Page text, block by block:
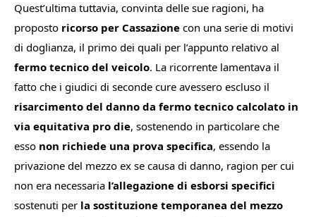
Quest’ultima tuttavia, convinta delle sue ragioni, ha
proposto ricorso per Cassazione con una serie di motivi
di doglianza, il primo dei quali per l’appunto relativo al
fermo tecnico del veicolo. La ricorrente lamentava il
fatto che i giudici di seconde cure avessero escluso il
risarcimento del danno da fermo tecnico calcolato in
via equitativa pro die, sostenendo in particolare che
esso non richiede una prova specifica, essendo la
privazione del mezzo ex se causa di danno, ragion per cui
non era necessaria l’allegazione di esborsi specifici
sostenuti per la sostituzione temporanea del mezzo